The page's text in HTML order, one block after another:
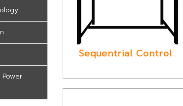
Sequentrial Control